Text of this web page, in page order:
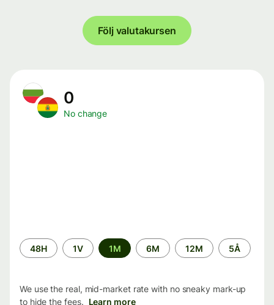
Följ valutakursen
0
No change
Time
period
48H 1V 1M 6M 12M 5Å
We use the real, mid-market rate with no sneaky mark-up
to hide the fees. Learn more